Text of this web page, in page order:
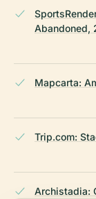
Abandoned,
Mapcarta:
Trip.com:
Archistadia: